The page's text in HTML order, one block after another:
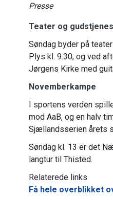
Presse
Teater og
Søndag byder på
Plys kl. 9.30, og ved
Jørgens Kirke med
Novemberkampe
I sportens verden
mod AaB, og en halv
Sjællandsserien årets
Søndag kl. 13 er det
langtur til Thisted.
Relaterede links
Få hele overblikket